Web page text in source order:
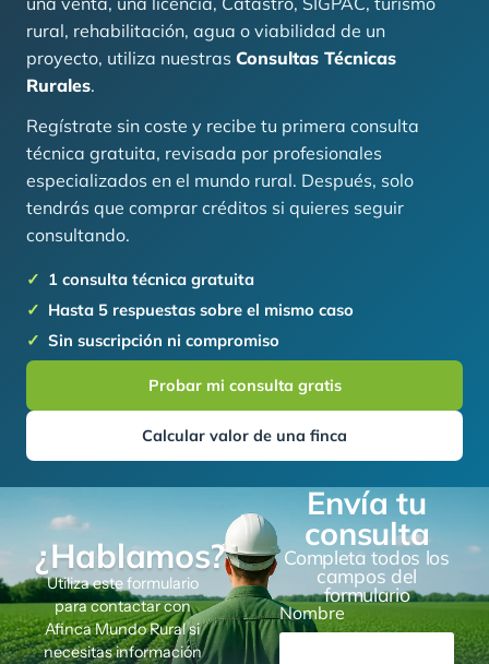
rural, rehabilitación, agua o viabilidad de un
proyecto, utiliza nuestras Consultas Técnicas
Rurales.
Regístrate sin coste y recibe tu primera consulta
técnica gratuita, revisada por profesionales
especializados en el mundo rural. Después, solo
tendrás que comprar créditos si quieres seguir
consultando.
1 consulta técnica gratuita
Hasta 5 respuestas sobre el mismo caso
Sin suscripción ni compromiso
Probar mi consulta gratis
Calcular valor de una finca
¿Hablamos?
Utiliza este formulario
para contactar con
Afinca Mundo Rural si
necesitas información
Envía tu
consulta
Completa todos los
campos del
formulario
Nombre